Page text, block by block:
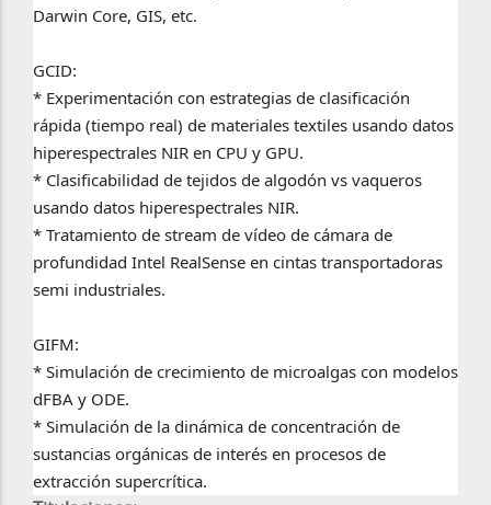
Darwin Core, GIS, etc.
GCID:
* Experimentación con estrategias de clasificación
rápida (tiempo real) de materiales textiles usando datos
hiperespectrales NIR en CPU y GPU.
* Clasificabilidad de tejidos de algodón vs vaqueros
usando datos hiperespectrales NIR.
* Tratamiento de stream de vídeo de cámara de
profundidad Intel RealSense en cintas transportadoras
semi industriales.
GIFM:
* Simulación de crecimiento de microalgas con modelos
dFBA y ODE.
* Simulación de la dinámica de concentración de
sustancias orgánicas de interés en procesos de
extracción supercrítica.